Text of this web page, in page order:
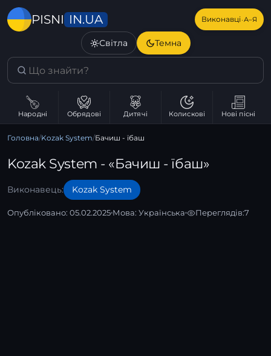
PISNI IN.UA Виконавці·А–Я
Світла Темна
Народні Обрядові Дитячі Колискові Нові пісні
Головна/Kozak System/Бачиш - їбаш
Kozak System - «Бачиш - їбаш»
Виконавець: Kozak System
Опубліковано: 05.02.2025 Мова: Українська Переглядів:7